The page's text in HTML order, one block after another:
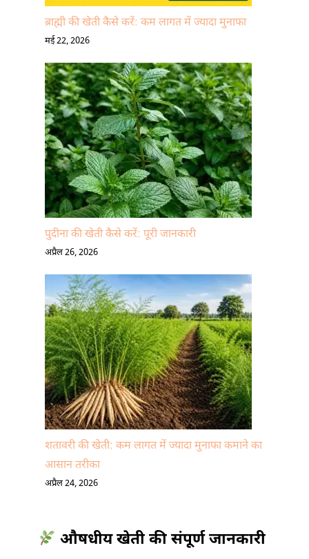
ब्राह्मी की खेती कैसे करें: कम लागत में ज्यादा मुनाफा
मई 22, 2026
पुदीना की खेती कैसे करें: पूरी जानकारी
अप्रैल 26, 2026
शतावरी की खेती: कम लागत में ज्यादा मुनाफा कमाने का
आसान तरीका
अप्रैल 24, 2026
औषधीय खेती की संपूर्ण जानकारी